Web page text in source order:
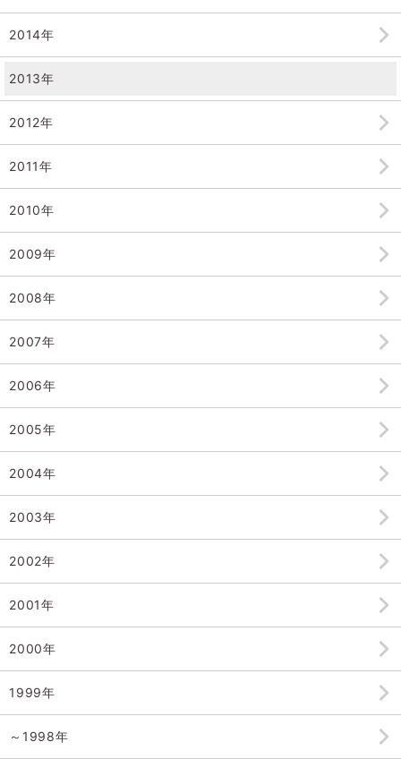
2014年
2013年
2012年
2011年
2010年
2009年
2008年
2007年
2006年
2005年
2004年
2003年
2002年
2001年
2000年
1999年
～1998年